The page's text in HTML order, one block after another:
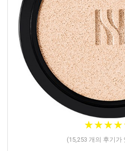
★★★★
★★★★
(15,253 개의 후기가